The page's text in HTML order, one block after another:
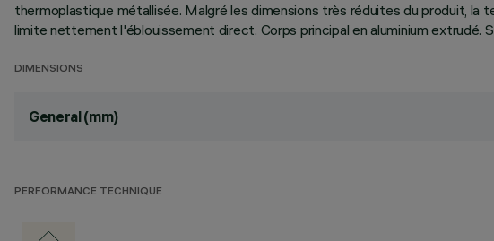
thermoplastique métallisée. Malgré les dimensions très réduites du produit,
limite nettement l'éblouissement direct. Corps principal en aluminium
DIMENSIONS
General (mm)
PERFORMANCE TECHNIQUE